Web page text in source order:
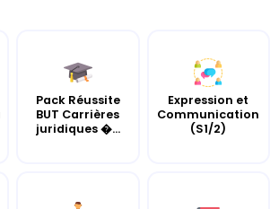
Pack Réussite
BUT Carrières
juridiques ...
Expression et
Communication
(S1/2)